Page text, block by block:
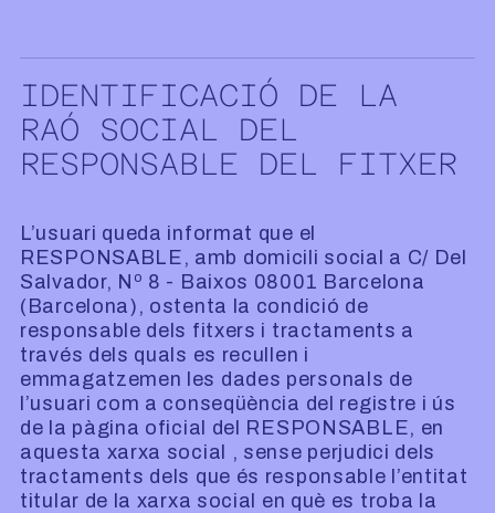
IDENTIFICACIÓ DE LA
RAÓ SOCIAL DEL
RESPONSABLE DEL FITXER
L’usuari queda informat que el
RESPONSABLE, amb domicili social a C/ Del
Salvador, Nº 8 - Baixos 08001 Barcelona
(Barcelona), ostenta la condició de
responsable dels fitxers i tractaments a
través dels quals es recullen i
emmagatzemen les dades personals de
l’usuari com a conseqüència del registre i ús
de la pàgina oficial del RESPONSABLE, en
aquesta xarxa social , sense perjudici dels
tractaments dels que és responsable l’entitat
titular de la xarxa social en què es troba la